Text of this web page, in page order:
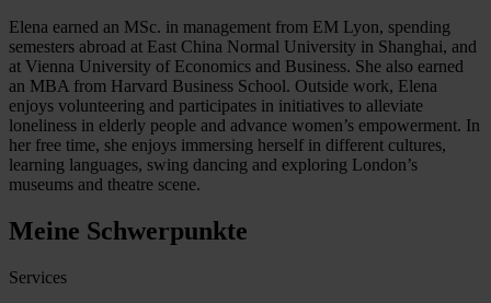
Elena earned an MSc. in management from EM Lyon, spending
semesters abroad at East China Normal University in Shanghai, and
at Vienna University of Economics and Business. She also earned
an MBA from Harvard Business School. Outside work, Elena
enjoys volunteering and participates in initiatives to alleviate
loneliness in elderly people and advance women’s empowerment. In
her free time, she enjoys immersing herself in different cultures,
learning languages, swing dancing and exploring London’s
museums and theatre scene.
Meine Schwerpunkte
Services